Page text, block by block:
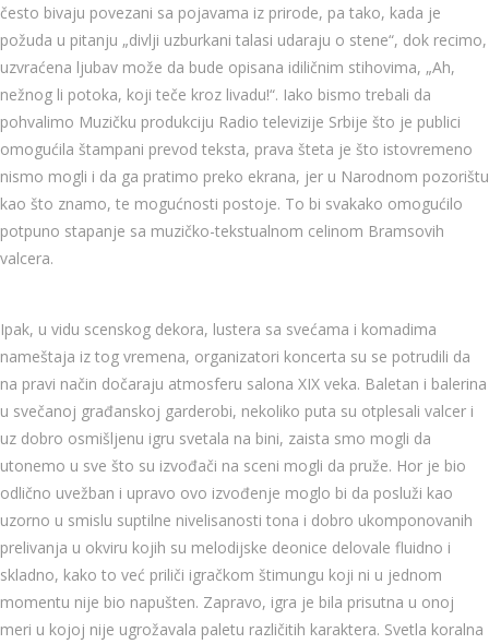
često bivaju povezani sa pojavama iz prirode, pa tako, kada je
požuda u pitanju „divlji uzburkani talasi udaraju o stene“, dok recimo,
uzvraćena ljubav može da bude opisana idiličnim stihovima, „Ah,
nežnog li potoka, koji teče kroz livadu!“. Iako bismo trebali da
pohvalimo Muzičku produkciju Radio televizije Srbije što je publici
omogućila štampani prevod teksta, prava šteta je što istovremeno
nismo mogli i da ga pratimo preko ekrana, jer u Narodnom pozorištu
kao što znamo, te mogućnosti postoje. To bi svakako omogućilo
potpuno stapanje sa muzičko-tekstualnom celinom Bramsovih
valcera.
Ipak, u vidu scenskog dekora, lustera sa svećama i komadima
nameštaja iz tog vremena, organizatori koncerta su se potrudili da
na pravi način dočaraju atmosferu salona XIX veka. Baletan i balerina
u svečanoj građanskoj garderobi, nekoliko puta su otplesali valcer i
uz dobro osmišljenu igru svetala na bini, zaista smo mogli da
utonemo u sve što su izvođači na sceni mogli da pruže. Hor je bio
odlično uvežban i upravo ovo izvođenje moglo bi da posluži kao
uzorno u smislu suptilne nivelisanosti tona i dobro ukomponovanih
prelivanja u okviru kojih su melodijske deonice delovale fluidno i
skladno, kako to već priliči igračkom štimungu koji ni u jednom
momentu nije bio napušten. Zapravo, igra je bila prisutna u onoj
meri u kojoj nije ugrožavala paletu različitih karaktera. Svetla koralna